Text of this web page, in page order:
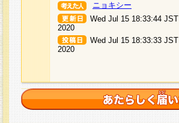
ニョキシー
Wed Jul 15 18:33:44 JST
2020
Wed Jul 15 18:33:33 JST
2020